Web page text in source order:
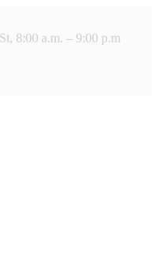
8:00 a.m. – 9:00 p.m